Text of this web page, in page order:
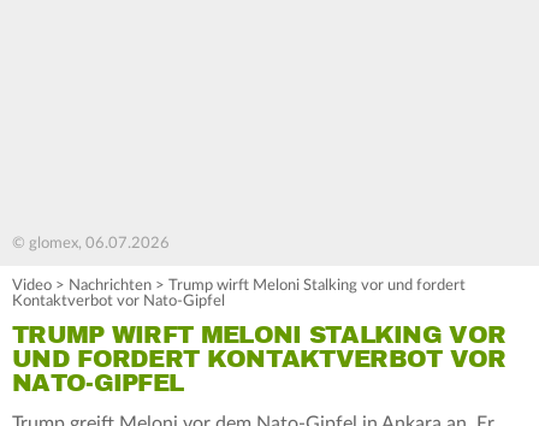
© glomex, 06.07.2026
Video > Nachrichten > Trump wirft Meloni Stalking vor und fordert
Kontaktverbot vor Nato-Gipfel
TRUMP WIRFT MELONI STALKING VOR
UND FORDERT KONTAKTVERBOT VOR
NATO-GIPFEL